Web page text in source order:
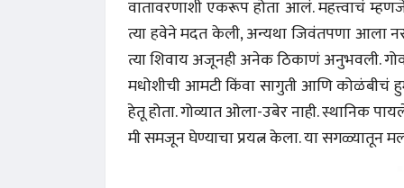
वातावरणाशी एकरूप होता आलं. महत्त्वाचं
त्या हवेने मदत केली, अन्यथा जिवंतपणा आला
त्या शिवाय अजूनही अनेक ठिकाणं अनुभवली.
मधोशीची आमटी किंवा सागुती आणि कोळंबीचं
हेतू होता. गोव्यात ओला-उबेर नाही. स्थानिक
मी समजून घेण्याचा प्रयत्न केला. या सगळ्यातून